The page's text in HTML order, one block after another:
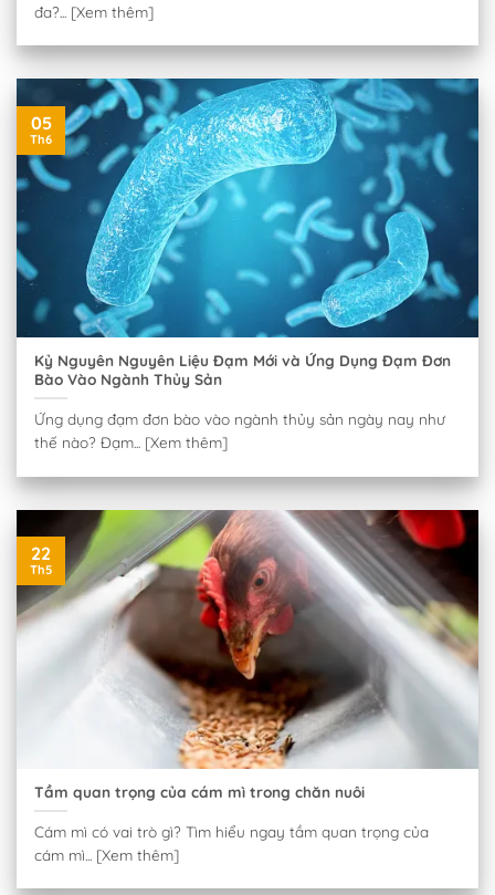
đa?... [Xem thêm]
Kỷ Nguyên Nguyên Liệu Đạm Mới và Ứng Dụng Đạm Đơn
Bào Vào Ngành Thủy Sản
Ứng dụng đạm đơn bào vào ngành thủy sản ngày nay như
thế nào? Đạm... [Xem thêm]
05
Th6
Tầm quan trọng của cám mì trong chăn nuôi
Cám mì có vai trò gì? Tìm hiểu ngay tầm quan trọng của
cám mì... [Xem thêm]
22
Th5